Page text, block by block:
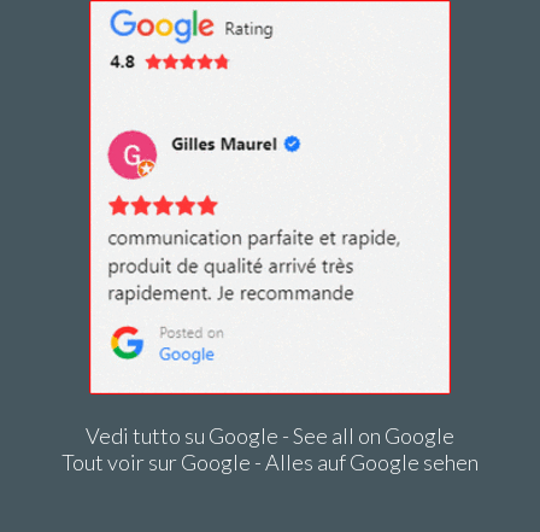
Vedi tutto su Google - See all on Google
Tout voir sur Google - Alles auf Google sehen